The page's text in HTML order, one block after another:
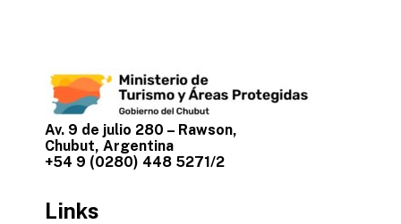
Av. 9 de julio 280 – Rawson,
Chubut, Argentina
+54 9 (0280) 448 5271/2
Links